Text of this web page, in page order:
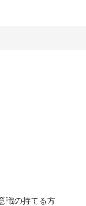
識の持てる方